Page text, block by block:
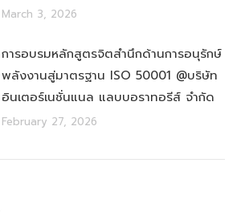
March 3, 2026
การอบรมหลักสูตรจิตสำนึกด้านการอนุรักษ์
พลังงานสู่มาตรฐาน ISO 50001 @บริษัท
อินเตอร์เนชั่นแนล แลบบอราทอรีส์ จำกัด
February 27, 2026